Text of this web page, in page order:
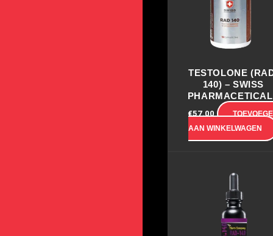
TESTOLONE
140) – SWISS
€57.00
AAN WINKELWAGEN